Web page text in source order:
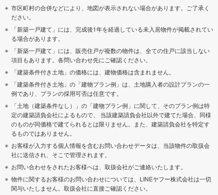
市区町村の合併などにより、地図が表示されない場合があります。ご了承く
ださい。
「新築一戸建て」には、完成後1年を経過している未入居物件が掲載されてい
る場合があります。
「新築一戸建て」には、販売住戸が複数の物件は、全ての住戸に該当しない
項目もあります。各問い合わせ先にご確認ください。
「建築条件付き土地」の価格には、建物価格は含まれません。
「建築条件付き土地」の「建物プラン例」は、土地購入者の設計プランの一
例であり、プランの採用可否は任意です。
「土地（建築条件なし）」の「建物プラン例」に関して、そのプラン例は特
定の建築請負会社によるもので、 当該建築請負会社以外で建てた場合、同様
のものが同価格で建てられるとは限りません。また、建築請負会社を特定す
るものではありません。
お客様が入力する個人情報を含むお問い合わせデータは、当該物件の取扱会
社に送信され、そこで管理されます。
お問い合わせをされたお客様へは、取扱会社がご連絡いたします。
物件に関するお客様のお問い合わせについては、LINEヤフー株式会社は一切
関与いたしません。取扱会社に直接ご確認ください。